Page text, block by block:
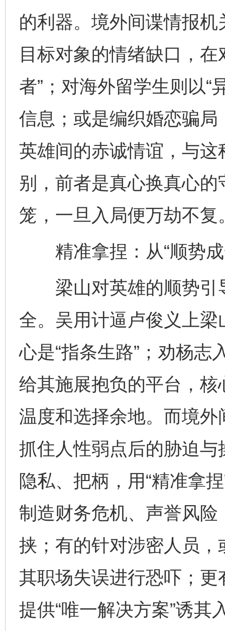
的利器。境外间谍情报机
目标对象的情绪缺口，
者”；对海外留学生则以“
信息；或是编织婚恋骗
英雄间的赤诚情谊，与这
别，前者是真心换真心
笼，一旦入局便万劫不复
精准拿捏：从“顺势成
梁山对英雄的顺势引
全。吴用计逼卢俊义上
心是“指条生路”；劝杨志
给其施展抱负的平台，核
温度和选择余地。而境
抓住人性弱点后的胁迫
隐私、把柄，用“精准拿
制造财务危机、声誉风险
挟；有的针对涉密人员
其职场失误进行恐吓；
提供“唯一解决方案”诱其